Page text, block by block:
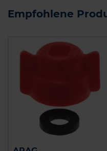
Empfohlene